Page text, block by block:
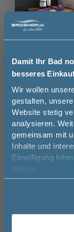
Damit Ihr Bad
besseres
Wir wollen
gestalten,
Website stetig
analysieren.
gemeinsam mit
Inhalte und
Einwilligung
ändern.
Halifax Eiche
Cuneo Eiche
Natural
Brauchen
Basispreis
keine Optionen
Melde